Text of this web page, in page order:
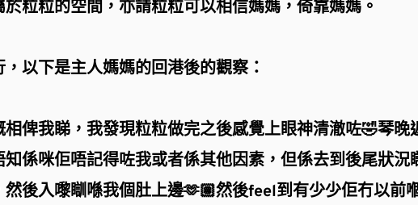
粒粒的空間，亦請粒粒可以相信媽媽，倚靠媽媽。
以下是主人媽媽的回港後的觀察：
俾我睇，我發現粒粒做完之後感覺上眼神清澈咗🤣琴晚
係咪佢唔記得咗我或者係其他因素，但係去到後尾狀況
後入嚟瞓喺我個肚上邊🫶🏽然後feel到有少少佢冇以前